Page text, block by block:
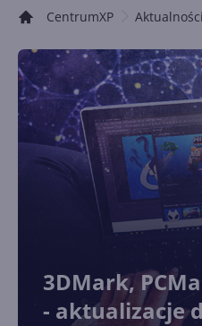
CentrumXP Aktualności
3DMark,
- aktualizacje